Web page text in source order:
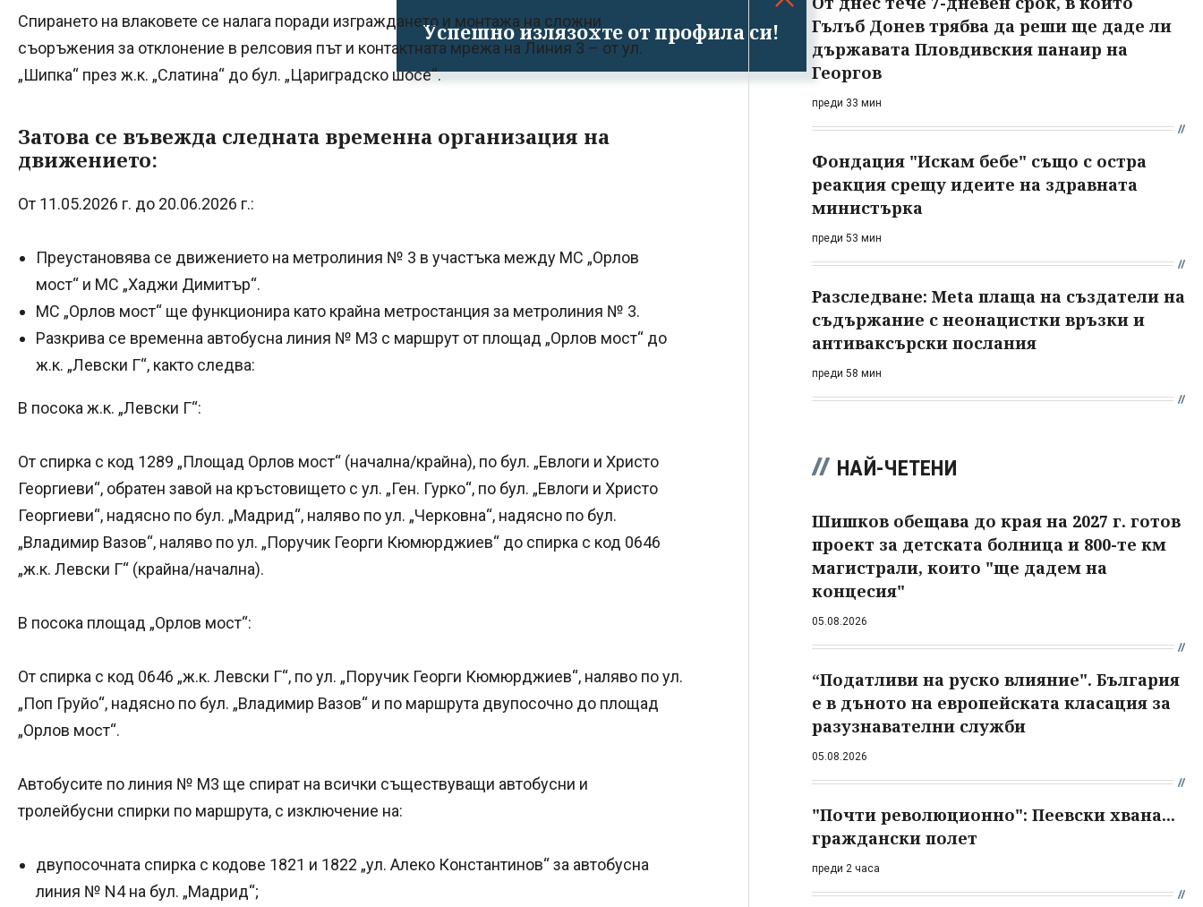
Успешно излязохте от профила си!
Спирането на влаковете се налага поради изграждането и монтажа на сложни
съоръжения за отклонение в релсовия път и контактната мрежа на Линия 3 – от ул.
„Шипка“ през ж.к. „Слатина“ до бул. „Цариградско шосе“.
Затова се въвежда следната временна организация на
движението:
От 11.05.2026 г. до 20.06.2026 г.:
Преустановява се движението на метролиния № 3 в участъка между МС „Орлов
мост“ и МС „Хаджи Димитър“.
МС „Орлов мост“ ще функционира като крайна метростанция за метролиния № 3.
Разкрива се временна автобусна линия № М3 с маршрут от площад „Орлов мост“ до
ж.к. „Левски Г“, както следва:
В посока ж.к. „Левски Г“:
От спирка с код 1289 „Площад Орлов мост“ (начална/крайна), по бул. „Евлоги и Христо
Георгиеви“, обратен завой на кръстовището с ул. „Ген. Гурко“, по бул. „Евлоги и Христо
Георгиеви“, надясно по бул. „Мадрид“, наляво по ул. „Черковна“, надясно по бул.
„Владимир Вазов“, наляво по ул. „Поручик Георги Кюмюрджиев“ до спирка с код 0646
„ж.к. Левски Г“ (крайна/начална).
В посока площад „Орлов мост“:
От спирка с код 0646 „ж.к. Левски Г“, по ул. „Поручик Георги Кюмюрджиев“, наляво по ул.
„Поп Груйо“, надясно по бул. „Владимир Вазов“ и по маршрута двупосочно до площад
„Орлов мост“.
Автобусите по линия № М3 ще спират на всички съществуващи автобусни и
тролейбусни спирки по маршрута, с изключение на:
двупосочната спирка с кодове 1821 и 1822 „ул. Алеко Константинов“ за автобусна
линия № N4 на бул. „Мадрид“;
Гълъб Донев трябва да реши ще даде ли
държавата Пловдивския панаир на
Георгов
преди 33 мин
Фондация "Искам бебе" също с остра
реакция срещу идеите на здравната
министърка
преди 53 мин
Разследване: Meta плаща на създатели на
съдържание с неонацистки връзки и
антиваксърски послания
преди 58 мин
НАЙ-ЧЕТЕНИ
Шишков обещава до края на 2027 г. готов
проект за детската болница и 800-те км
магистрали, които "ще дадем на
концесия"
05.08.2026
“Податливи на руско влияние". България
е в дъното на европейската класация за
разузнавателни служби
05.08.2026
"Почти революционно": Пеевски хвана...
граждански полет
преди 2 часа